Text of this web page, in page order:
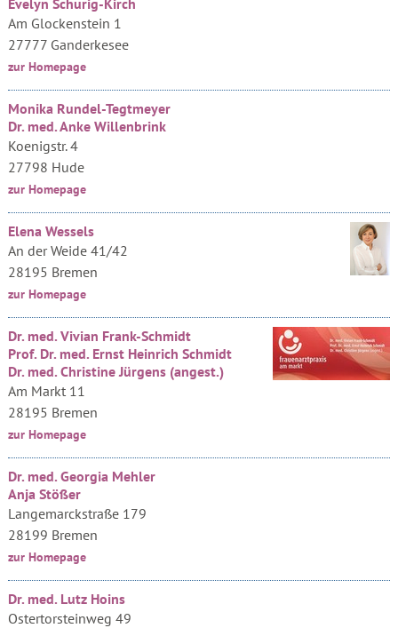
Evelyn Schurig-Kirch
Am Glockenstein 1
27777 Ganderkesee
zur Homepage
Monika Rundel-Tegtmeyer
Dr. med. Anke Willenbrink
Koenigstr. 4
27798 Hude
zur Homepage
Elena Wessels
An der Weide 41/42
28195 Bremen
zur Homepage
Dr. med. Vivian Frank-Schmidt
Prof. Dr. med. Ernst Heinrich Schmidt
Dr. med. Christine Jürgens (angest.)
Am Markt 11
28195 Bremen
zur Homepage
Dr. med. Georgia Mehler
Anja Stößer
Langemarckstraße 179
28199 Bremen
zur Homepage
Dr. med. Lutz Hoins
Ostertorsteinweg 49